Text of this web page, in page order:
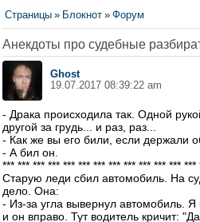
Страницы » Блокнот » Форум
Анекдоты про судебные
Ghost
19.07.2017 08:39:22 am
- Драка происходила так. Одной
другой за грудь... и раз, раз...
- Как же вы его били, если держали
- А бил он.
*** *** *** *** *** *** *** *** *** *** *** ***
Старую леди сбил автомобиль. На
дело. Она:
- Из-за угла вывернул автомобиль.
и он вправо. Тут водитель кричит: